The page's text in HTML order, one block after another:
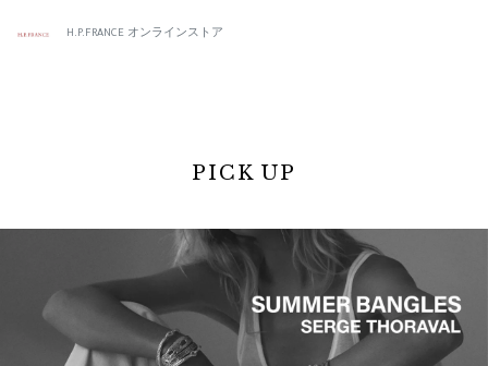
H.P.FRANCE オンラインストア
PICK UP